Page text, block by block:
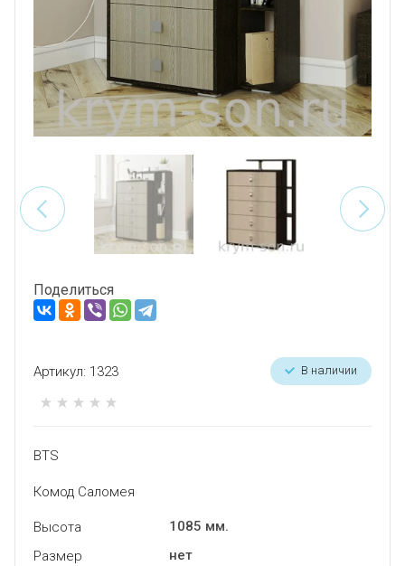
СПЕЦПРЕДЛОЖЕНИЯ
ПРОИЗВОДИТЕЛИ
ТЕХНИЧЕСКАЯ ПОДДЕРЖКА
САМОВЫВОЗ
Поделиться
Артикул: 1323 В наличии
BTS
Комод Саломея
Высота
1085 мм.
Размер
нет